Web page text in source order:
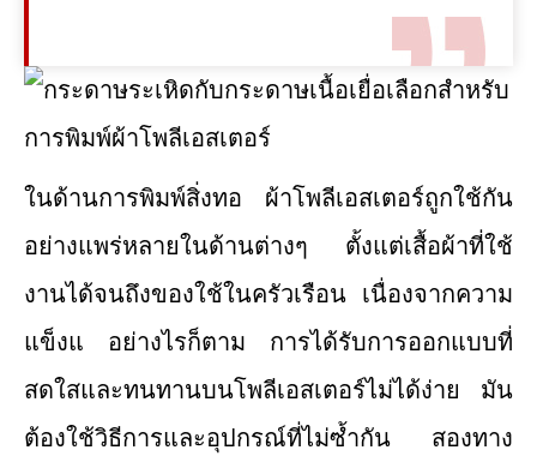
ในด้านการพิมพ์สิ่งทอ ผ้าโพลีเอสเตอร์ถูกใช้กัน
อย่างแพร่หลายในด้านต่างๆ ตั้งแต่เสื้อผ้าที่ใช้
งานได้จนถึงของใช้ในครัวเรือน เนื่องจากความ
แข็งแ อย่างไรก็ตาม การได้รับการออกแบบที่
สดใสและทนทานบนโพลีเอสเตอร์ไม่ได้ง่าย มัน
ต้องใช้วิธีการและอุปกรณ์ที่ไม่ซ้ำกัน สองทาง